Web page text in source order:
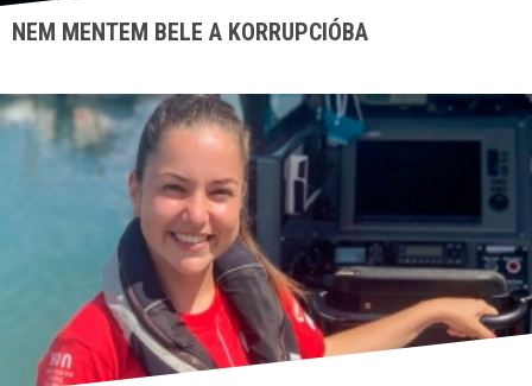
NEM MENTEM BELE A KORRUPCIÓBA